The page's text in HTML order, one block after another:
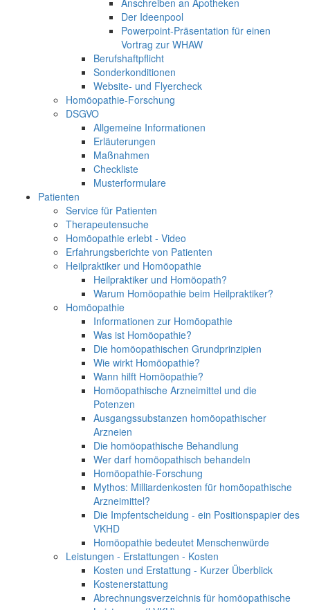
Anschreiben an Apotheken
Der Ideenpool
Powerpoint-Präsentation für einen
Vortrag zur WHAW
Berufshaftpflicht
Sonderkonditionen
Website- und Flyercheck
Homöopathie-Forschung
DSGVO
Allgemeine Informationen
Erläuterungen
Maßnahmen
Checkliste
Musterformulare
Patienten
Service für Patienten
Therapeutensuche
Homöopathie erlebt - Video
Erfahrungsberichte von Patienten
Heilpraktiker und Homöopathie
Heilpraktiker und Homöopath?
Warum Homöopathie beim Heilpraktiker?
Homöopathie
Informationen zur Homöopathie
Was ist Homöopathie?
Die homöopathischen Grundprinzipien
Wie wirkt Homöopathie?
Wann hilft Homöopathie?
Homöopathische Arzneimittel und die
Potenzen
Ausgangssubstanzen homöopathischer
Arzneien
Die homöopathische Behandlung
Wer darf homöopathisch behandeln
Homöopathie-Forschung
Mythos: Milliardenkosten für homöopathische
Arzneimittel?
Die Impfentscheidung - ein Positionspapier des
VKHD
Homöopathie bedeutet Menschenwürde
Leistungen - Erstattungen - Kosten
Kosten und Erstattung - Kurzer Überblick
Kostenerstattung
Abrechnungsverzeichnis für homöopathische